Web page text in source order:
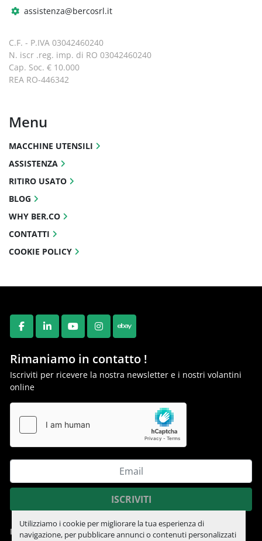
Utilizziamo i cookie per migliorare la tua esperienza di
navigazione, per pubblicare annunci o contenuti personalizzati
FACEBOOK
LINKEDINYOUTUBEINSTAGRAM
EBAY
Rimaniamo in contatto !
Iscriviti per ricevere la nostra newsletter e i nostri volantini
online
ISCRIVITI
Informativa sulla privacy
assistenza@bercosrl.it
C.F. - P.IVA 03042460240
N. iscr .reg. imp. di RO 03042460240
Cap. Soc. € 10.000
REA RO-446342
Menu
MACCHINE UTENSILI
ASSISTENZA
RITIRO USATO
BLOG
WHY BER.CO
CONTATTI
COOKIE POLICY